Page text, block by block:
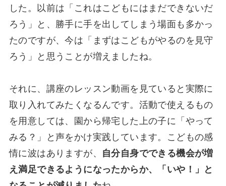
した。以前は「これはこどもにはまだできないだ
ろう」と、勝手に手を出してしまう場面も多かっ
たのですが、今は「まずはこどもがやるのを見守
ろう」と思うことが増えましたね。
それに、講座のレッスン動画を見ていると実際に
取り入れてみたくなるんです。活動で使えるもの
を用意しては、園から帰宅した上の子に「やって
みる？」と声をかけ実践しています。こどもの感
情に波はありますが、
自分自身でできる機会が増
え満足できるようになったからか、「いや！」と